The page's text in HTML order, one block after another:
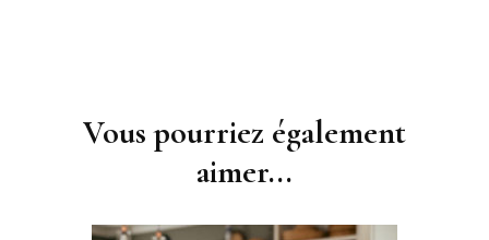
Vous pourriez également
aimer...